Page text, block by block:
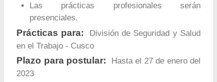
Las prácticas profesionales serán
presenciales.
Prácticas para:
División de Seguridad y Salud
en el Trabajo - Cusco
Plazo para postular:
Hasta el 27 de enero del
2023